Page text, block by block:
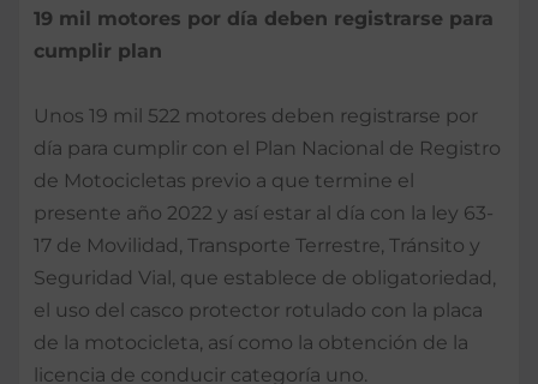
19 mil motores por día deben registrarse para
cumplir plan
Unos 19 mil 522 motores deben registrarse por
día para cumplir con el Plan Nacional de Registro
de Motocicletas previo a que termine el
presente año 2022 y así estar al día con la ley 63-
17 de Movilidad, Transporte Terrestre, Tránsito y
Seguridad Vial, que establece de obligatoriedad,
el uso del casco protector rotulado con la placa
de la motocicleta, así como la obtención de la
licencia de conducir categoría uno.